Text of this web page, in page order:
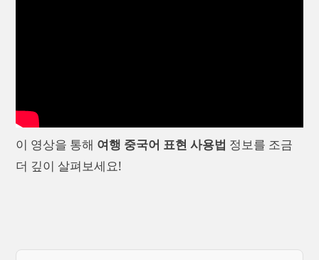
이 영상을 통해 여행 중국어 표현 사용법 정보를 조금
더 깊이 살펴보세요!